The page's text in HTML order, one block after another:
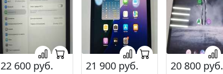
22 600 руб. 21 900 руб. 20 800 руб.